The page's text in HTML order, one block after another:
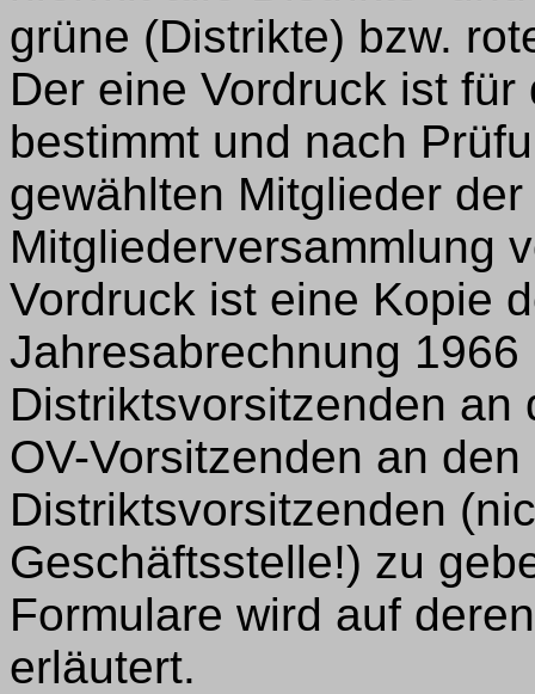
grüne (Distrikte) bzw.
Der eine Vordruck ist
bestimmt und nach
gewählten Mitglieder
Mitgliederversammlung
Vordruck ist eine Kopie
Jahresabrechnung
Distriktsvorsitzenden an
OV-Vorsitzenden an
Distriktsvorsitzenden
Geschäftsstelle!) zu
Formulare wird auf
erläutert.